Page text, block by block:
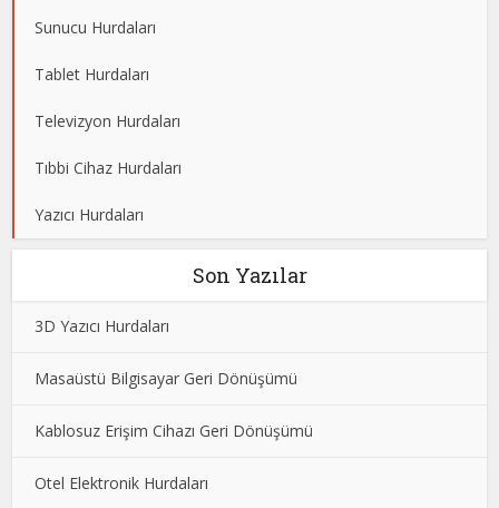
Sunucu Hurdaları
Tablet Hurdaları
Televizyon Hurdaları
Tıbbi Cihaz Hurdaları
Yazıcı Hurdaları
Son Yazılar
3D Yazıcı Hurdaları
Masaüstü Bilgisayar Geri Dönüşümü
Kablosuz Erişim Cihazı Geri Dönüşümü
Otel Elektronik Hurdaları